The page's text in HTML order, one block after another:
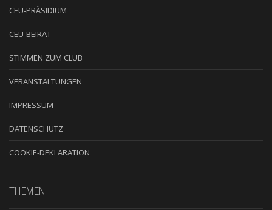
CEU-PRÄSIDIUM
CEU-BEIRAT
STIMMEN ZUM CLUB
VERANSTALTUNGEN
IMPRESSUM
DATENSCHUTZ
COOKIE-DEKLARATION
THEMEN